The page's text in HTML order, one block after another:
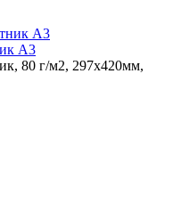
А3
80 г/м2, 297х420мм,